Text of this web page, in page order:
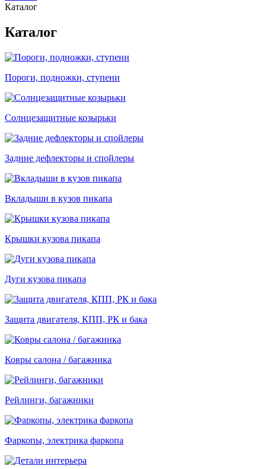
Каталог
Каталог
Пороги, подножки, ступени
Солнцезащитные козырьки
Задние дефлекторы и спойлеры
Вкладыши в кузов пикапа
Крышки кузова пикапа
Дуги кузова пикапа
Защита двигателя, КПП, РК и бака
Ковры салона / багажника
Рейлинги, багажники
Фаркопы, электрика фаркопа